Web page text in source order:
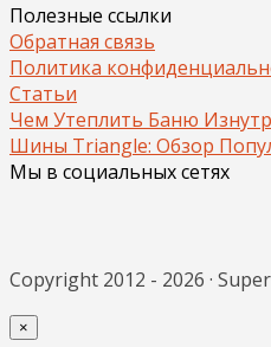
Полезные ссылки
Обратная связь
Политика
Статьи
Чем Утеплить Баню
Шины Triangle: Обзор
Мы в социальных сетях
Copyright 2012 - 2026 ·
×